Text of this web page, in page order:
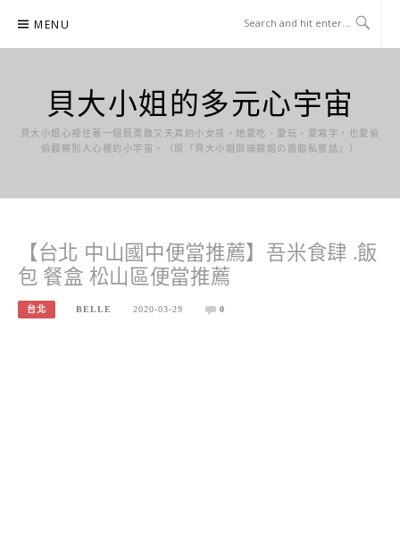
content
MENU
貝大小姐的多元心宇宙
貝大小姐心裡住著一個既勇敢又天真的小女孩，她愛吃、愛玩、愛寫字，也愛偷
偷觀察別人心裡的小宇宙。（原『貝大小姐與瑞餚姐の囂脂私蜜話』）
【台北 中山國中便當推薦】吾米食肆 .飯
包 餐盒 松山區便當推薦
台北 BELLE 2020-03-29 0